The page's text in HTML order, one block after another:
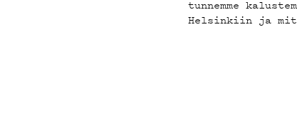
tunnemme
Helsinkiin ja